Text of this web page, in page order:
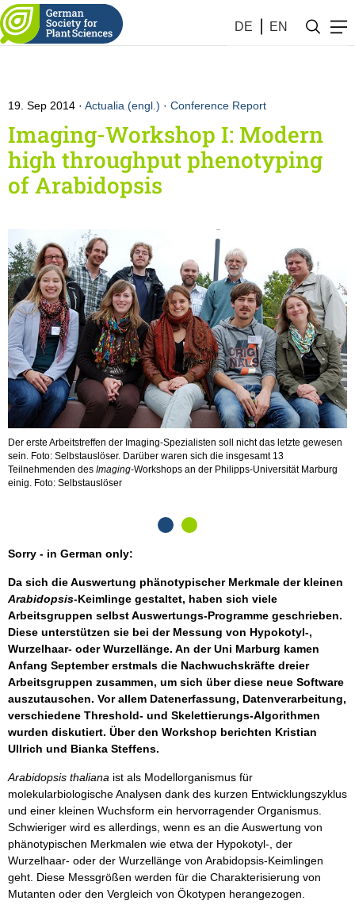
DE EN
19. Sep 2014 Actualia (engl.) · Conference Report
Imaging-Workshop I: Modern
high throughput phenotyping
of Arabidopsis
Der erste Arbeitstreffen der Imaging-Spezialisten soll nicht das letzte gewesen
sein. Foto: Selbstauslöser. Darüber waren sich die insgesamt 13
Teilnehmenden des Imaging-Workshops an der Philipps-Universität Marburg
einig. Foto: Selbstauslöser
Sorry - in German only:
Da sich die Auswertung phänotypischer Merkmale der kleinen
Arabidopsis-Keimlinge gestaltet, haben sich viele
Arbeitsgruppen selbst Auswertungs-Programme geschrieben.
Diese unterstützen sie bei der Messung von Hypokotyl-,
Wurzelhaar- oder Wurzellänge. An der Uni Marburg kamen
Anfang September erstmals die Nachwuchskräfte dreier
Arbeitsgruppen zusammen, um sich über diese neue Software
auszutauschen. Vor allem Datenerfassung, Datenverarbeitung,
verschiedene Threshold- und Skelettierungs-Algorithmen
wurden diskutiert. Über den Workshop berichten Kristian
Ullrich und Bianka Steffens.
Arabidopsis thaliana ist als Modellorganismus für
molekularbiologische Analysen dank des kurzen Entwicklungszyklus
und einer kleinen Wuchsform ein hervorragender Organismus.
Schwieriger wird es allerdings, wenn es an die Auswertung von
phänotypischen Merkmalen wie etwa der Hypokotyl-, der
Wurzelhaar- oder der Wurzellänge von Arabidopsis-Keimlingen
geht. Diese Messgrößen werden für die Charakterisierung von
Mutanten oder den Vergleich von Ökotypen herangezogen.